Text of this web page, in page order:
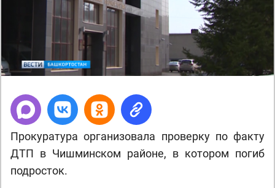
Прокуратура организовала проверку по факту
ДТП в Чишминском районе, в котором погиб
подросток.